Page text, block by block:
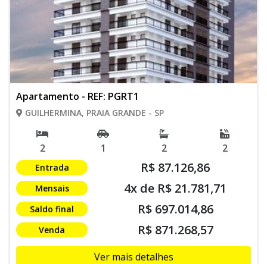
Apartamento - REF: PGRT1
GUILHERMINA, PRAIA GRANDE - SP
2 1 2 2
Entrada R$ 87.126,86
Mensais 4x de R$ 21.781,71
Saldo final R$ 697.014,86
Venda R$ 871.268,57
Ver mais detalhes